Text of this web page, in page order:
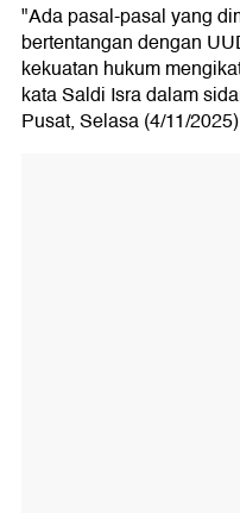
"Ada pasal-pasal yang
bertentangan dengan
kekuatan hukum
kata Saldi Isra dalam
Pusat, Selasa (4/11/